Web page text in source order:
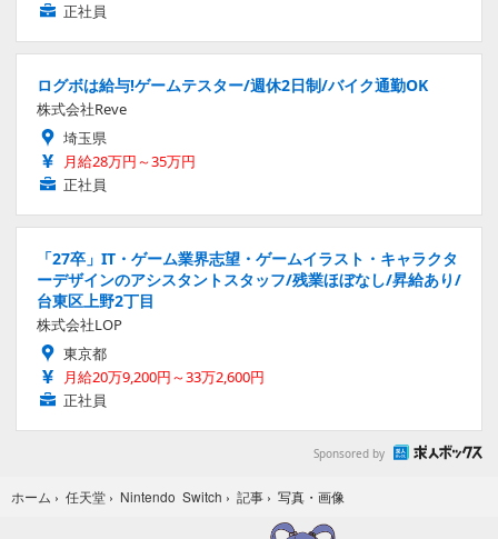
正社員
ログボは給与!ゲームテスター/週休2日制/バイク通勤OK
株式会社Reve
埼玉県
月給28万円～35万円
正社員
「27卒」IT・ゲーム業界志望・ゲームイラスト・キャラクタ
ーデザインのアシスタントスタッフ/残業ほぼなし/昇給あり/
台東区上野2丁目
株式会社LOP
東京都
月給20万9,200円～33万2,600円
正社員
Sponsored by
ホーム › 任天堂 › Nintendo Switch › 記事 › 写真・画像